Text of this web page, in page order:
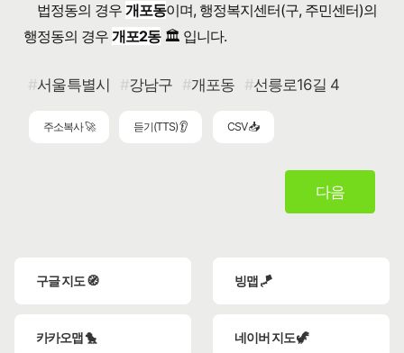
법정동의 경우 개포동이며, 행정복지센터(구, 주민센터)의
행정동의 경우 개포2동🏛️ 입니다.
서울특별시 강남구 개포동 선릉로16길 4
주소복사 🚀 듣기(TTS) 👂 CSV 📥
다음
구글 지도 🧭 빙맵 🪁
카카오맵 🐤 네이버 지도 🦖